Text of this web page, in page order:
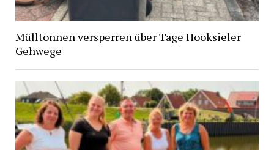
Mülltonnen versperren über Tage Hooksieler
Gehwege